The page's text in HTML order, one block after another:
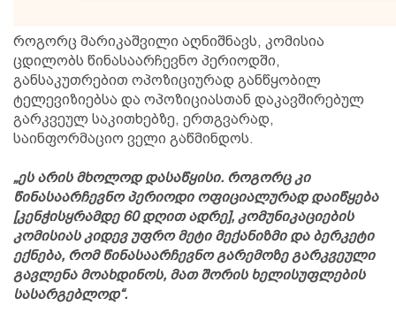
როგორც მარიკაშვილი აღნიშნავს, კომისია
ცდილობს წინასაარჩევნო პერიოდში,
განსაკუთრებით ოპოზიციურად განწყობილ
ტელევიზიებსა და ოპოზიციასთან დაკავშირებულ
გარკვეულ საკითხებზე, ერთგვარად,
საინფორმაციო ველი გაწმინდოს.
„ეს არის მხოლოდ დასაწყისი. როგორც კი
წინასაარჩევნო პერიოდი ოფიციალურად დაიწყება
[კენჭისყრამდე 60 დღით ადრე], კომუნიკაციების
კომისიას კიდევ უფრო მეტი მექანიზმი და ბერკეტი
ექნება, რომ წინასაარჩევნო გარემოზე გარკვეული
გავლენა მოახდინოს, მათ შორის ხელისუფლების
სასარგებლოდ“.